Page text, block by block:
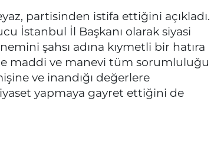
partisinden istifa ettiğini açıkladı.
İstanbul İl Başkanı olarak siyasi
şahsı adına kıymetli bir hatıra
maddi ve manevi tüm sorumluluğu
ve inandığı değerlere
yapmaya gayret ettiğini de